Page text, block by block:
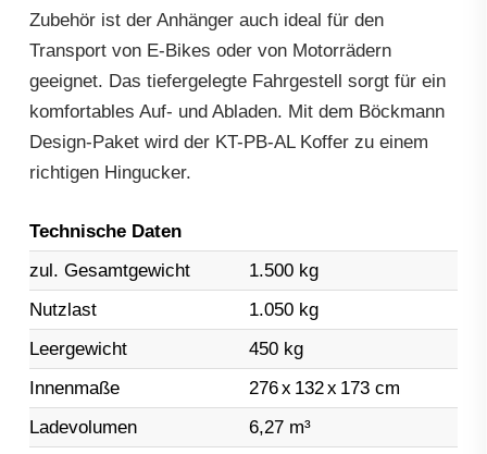
Zubehör ist der Anhänger auch ideal für den
Transport von E-Bikes oder von Motorrädern
geeignet. Das tiefergelegte Fahrgestell sorgt für ein
komfortables Auf- und Abladen. Mit dem Böckmann
Design-Paket wird der KT-PB-AL Koffer zu einem
richtigen Hingucker.
Technische Daten
zul. Gesamtgewicht
1.500 kg
Nutzlast
1.050 kg
Leergewicht
450 kg
Innenmaße
276x132x173 cm
Ladevolumen
6,27 m³